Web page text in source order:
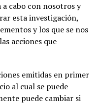
a cabo con nosotros y
esta investigación,
y los que se nos
acciones que
emitidas en primer
al cual se puede
puede cambiar si